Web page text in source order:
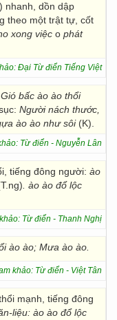
nhanh, dồn dập
theo một trật tự, cốt
xong việc o phát
Đại Từ điển Tiếng Việt
Gió bấc ào ào thổi
Người nách thước,
ào ào như sôi (K).
Từ điển - Nguyễn Lân
tiếng đông người: ào
. ào ào đổ lộc
Từ điển - Thanh Nghị
ào ào; Mưa ào ào.
khảo: Từ điển - Việt Tân
mạnh, tiếng đông
liệu: ào ào đổ lộc